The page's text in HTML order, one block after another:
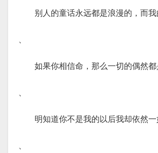
别人的童话永远都是浪漫的，而我
、
如果你相信命，那么一切的偶然
、
明知道你不是我的以后我却依然一
、